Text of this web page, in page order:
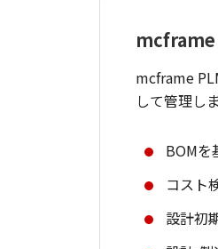
mcframe
mcframe
して管理しま
BOMを
コスト
設計初